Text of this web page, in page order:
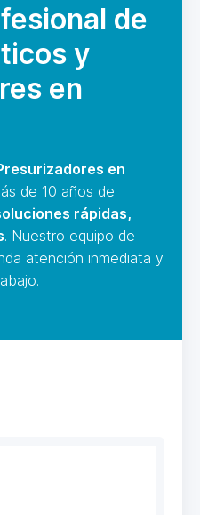
de
y
en
en
de 10 años de
rápidas,
. Nuestro equipo de
atención inmediata y